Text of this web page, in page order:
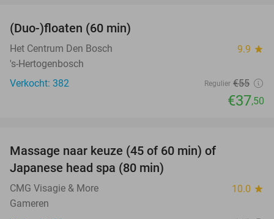
(Duo-)floaten (60 min)
Het Centrum Den Bosch 9.9 star
's-Hertogenbosch
Verkocht: 382
Regulier €55
€37,50
SOLD
OUT
Massage naar keuze (45 of 60 min) of
Japanese head spa (80 min)
CMG Visagie & More 10.0 star
Gameren